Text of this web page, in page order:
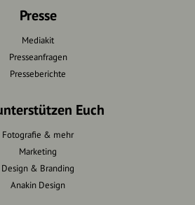
Presse
Mediakit
Presseanfragen
Presseberichte
Euch
Fotografie & mehr
Marketing
Design & Branding
Anakin Design